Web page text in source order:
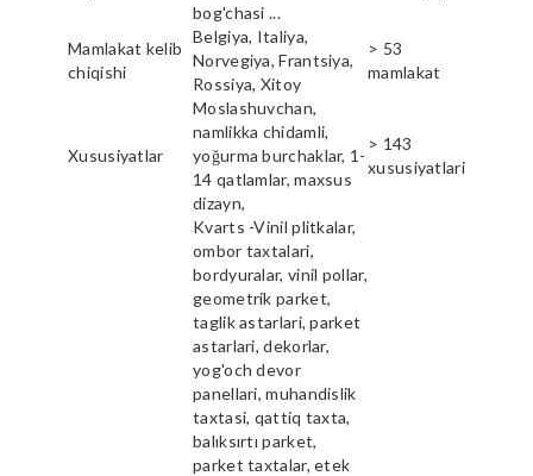
bog'chasi ...
Mamlakat kelib
chiqishi
Belgiya, Italiya,
Norvegiya, Frantsiya,
Rossiya, Xitoy
> 53
mamlakat
Xususiyatlar
Moslashuvchan,
namlikka chidamli,
yoğurma burchaklar, 1-
14 qatlamlar, maxsus
dizayn,
> 143
xususiyatlari
Kvarts -Vinil plitkalar,
ombor taxtalari,
bordyuralar, vinil pollar,
geometrik parket,
taglik astarlari, parket
astarlari, dekorlar,
yog'och devor
panellari, muhandislik
taxtasi, qattiq taxta,
balıksırtı parket,
parket taxtalar, etek